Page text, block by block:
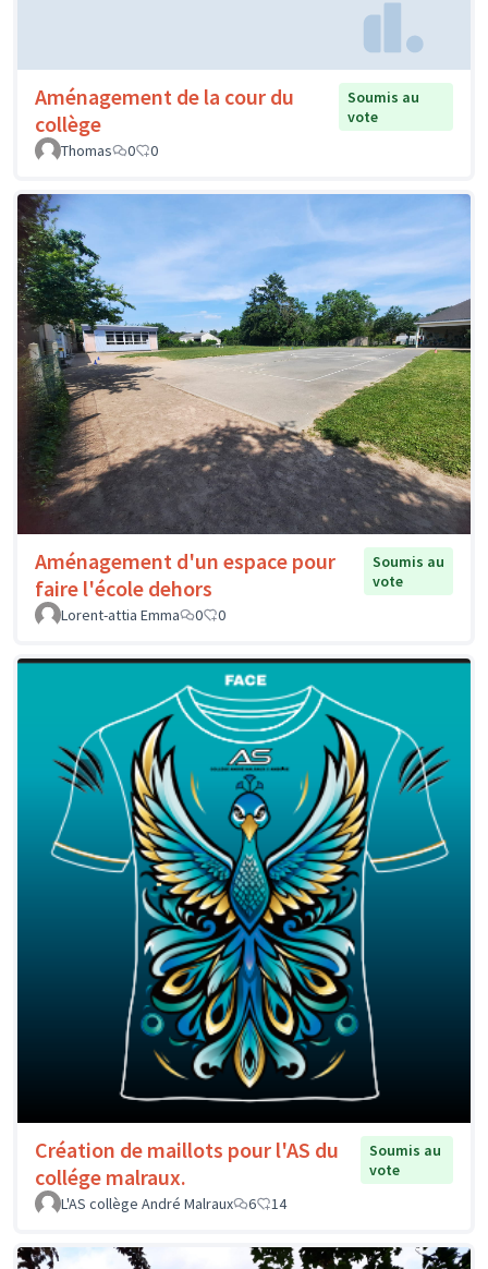
Aménagement de la cour du
collège
Soumis au
vote
Thomas
0 0
Aménagement d'un espace pour
faire l'école dehors
Soumis au
vote
Lorent-attia Emma
0 0
Création de maillots pour l'AS du
collége malraux.
Soumis au
vote
L'AS collège André Malraux
6 14